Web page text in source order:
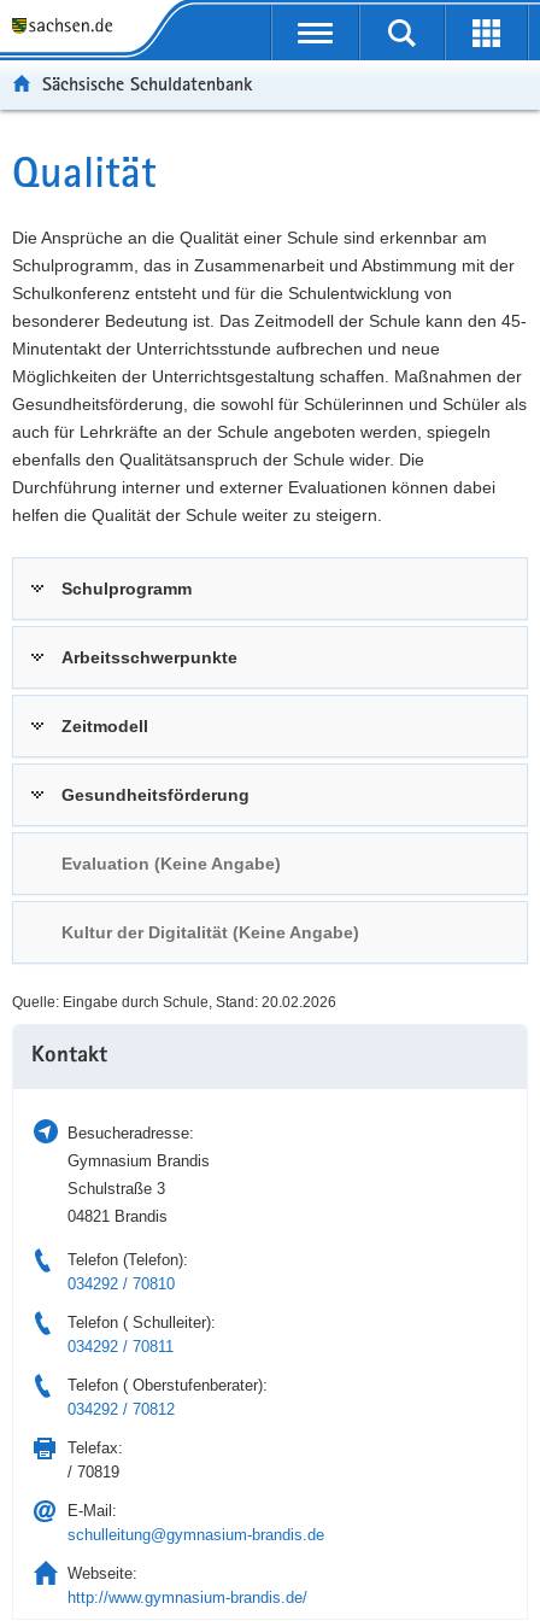
t
ü
e
r
g
r
e
i
f
e
n
d
e
i
g
o
n
r
l
a
v
i
g
a
t
i
o
n
a
t
n
h
a
l
t
W
t
r
e
I
n
f
o
r
m
a
t
i
r
i
c
e
Portalübergreifende
Suche
Sächsische Schuldatenbank
Hauptinhalt
Qualität
Die Ansprüche an die Qualität einer Schule sind erkennbar am
Schulprogramm, das in Zusammenarbeit und Abstimmung mit der
Schulkonferenz entsteht und für die Schulentwicklung von
besonderer Bedeutung ist. Das Zeitmodell der Schule kann den 45-
Minutentakt der Unterrichtsstunde aufbrechen und neue
Möglichkeiten der Unterrichtsgestaltung schaffen. Maßnahmen der
Gesundheitsförderung, die sowohl für Schülerinnen und Schüler als
auch für Lehrkräfte an der Schule angeboten werden, spiegeln
ebenfalls den Qualitätsanspruch der Schule wider. Die
Durchführung interner und externer Evaluationen können dabei
helfen die Qualität der Schule weiter zu steigern.
Schulprogramm
Arbeitsschwerpunkte
Zeitmodell
Gesundheitsförderung
Evaluation (Keine Angabe)
Kultur der Digitalität (Keine Angabe)
Quelle: Eingabe durch Schule, Stand: 20.02.2026
Information
Kontakt
Besucheradresse:
Gymnasium Brandis
Schulstraße 3
04821 Brandis
Telefon (Telefon):
034292 / 70810
Telefon ( Schulleiter):
034292 / 70811
Telefon ( Oberstufenberater):
034292 / 70812
Telefax:
/ 70819
E-Mail:
schulleitung@gymnasium-brandis.de
Webseite:
http://www.gymnasium-brandis.de/